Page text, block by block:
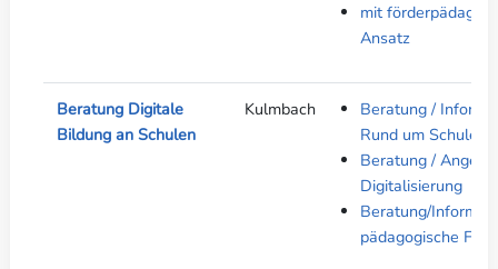
mit
Ansatz
Beratung Digitale
Bildung an Schulen
Kulmbach
Beratung /
Rund um Schule
Beratung /
Digitalisierung
Beratung/
pädagogische